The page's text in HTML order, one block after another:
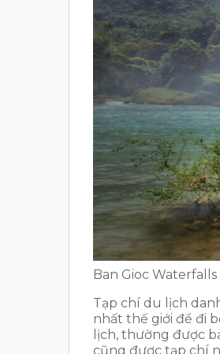
Ban Gioc
Tạp chí du lịch
nhất thế giới để đi
lịch, thường được
cũng được tạp chí